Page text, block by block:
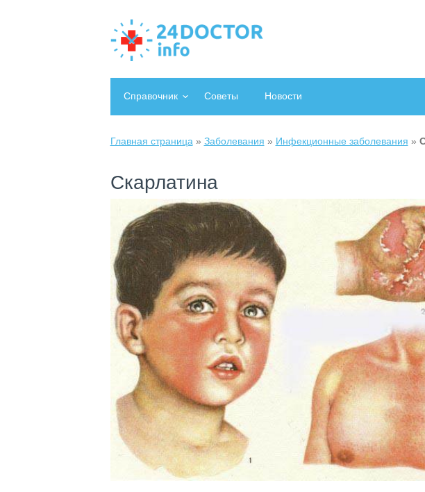
Справочник Советы Новости
Главная страница » Заболевания » Инфекционные заболевания »
Скарлатина